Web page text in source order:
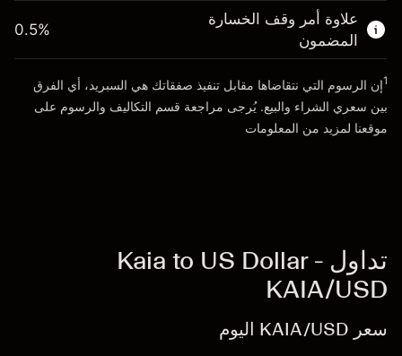
الذهاب إلى المنصة
المال من الرافعة المالية ~
علاوة أمر وقف الخسارة
المضمون
0.5%
1إن الرسوم التي نتقاضاها مقابل تنفيذ صفقاتك هي السبريد، أي الفرق
بين سعري الشراء والبيع. يُرجى مراجعة قسم التكاليف والرسوم على
موقعنا لمزيد من المعلومات
تداول Kaia to US Dollar -
KAIA/USD
سعر KAIA/USD اليوم